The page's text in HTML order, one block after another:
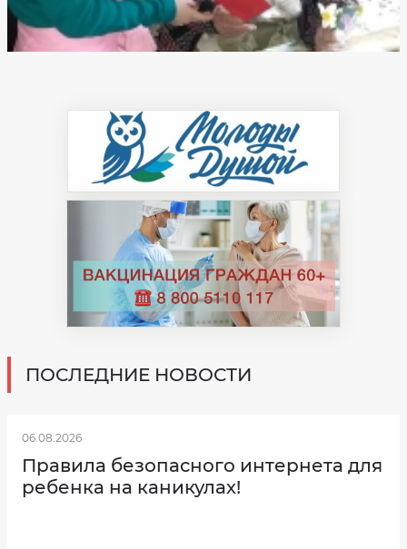
ПОСЛЕДНИЕ НОВОСТИ
06.08.2026
Правила безопасного интернета для
ребенка на каникулах!